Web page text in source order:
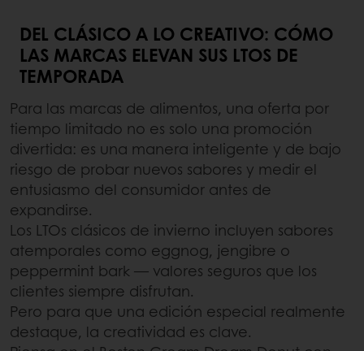
DEL CLÁSICO A LO CREATIVO: CÓMO
LAS MARCAS ELEVAN SUS LTOS DE
TEMPORADA
Para las marcas de alimentos, una oferta por
tiempo limitado no es solo una promoción
divertida: es una manera inteligente y de bajo
riesgo de probar nuevos sabores y medir el
entusiasmo del consumidor antes de
expandirse.
Los LTOs clásicos de invierno incluyen sabores
atemporales como eggnog, jengibre o
peppermint bark — valores seguros que los
clientes siempre disfrutan.
Pero para que una edición especial realmente
destaque, la creatividad es clave.